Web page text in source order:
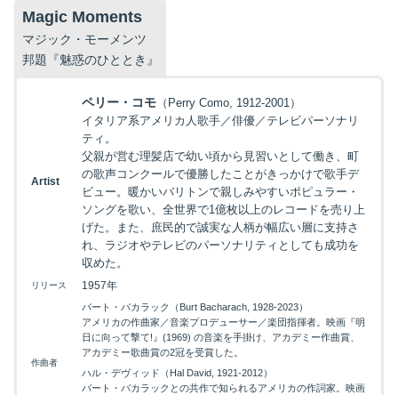
Magic Moments
マジック・モーメンツ
邦題『魅惑のひととき』
Artist
ペリー・コモ（Perry Como, 1912-2001）
イタリア系アメリカ人歌手／俳優／テレビパーソナリ
ティ。
父親が営む理髪店で幼い頃から見習いとして働き、町
の歌声コンクールで優勝したことがきっかけで歌手デ
ビュー。暖かいバリトンで親しみやすいポピュラー・
ソングを歌い、全世界で1億枚以上のレコードを売り上
げた。また、庶民的で誠実な人柄が幅広い層に支持さ
れ、ラジオやテレビのパーソナリティとしても成功を
収めた。
リリース 1957年
作曲者
バート・バカラック（Burt Bacharach, 1928-2023）
アメリカの作曲家／音楽プロデューサー／楽団指揮者。映画『明
日に向って撃て!』(1969) の音楽を手掛け、アカデミー作曲賞、
アカデミー歌曲賞の2冠を受賞した。
ハル・デヴィッド（Hal David, 1921-2012）
バート・バカラックとの共作で知られるアメリカの作詞家。映画
映画を探す
下記を選択して絞り込み検索もできます